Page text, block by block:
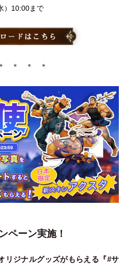
） 10:00まで
＊ ＊ ＊
ペーン実施！
リジナルグッズがもらえる『#サ